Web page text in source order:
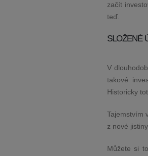
začít
teď.
SLOŽENÉ
V
takové
Historicky
Tajemstvím
z nové
Můžete si